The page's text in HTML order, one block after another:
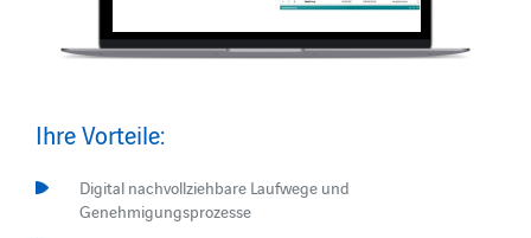
Ihre Vorteile:
Digital nachvollziehbare Laufwege und
Genehmigungsprozesse